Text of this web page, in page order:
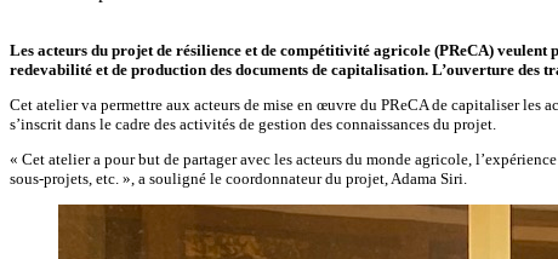
Les acteurs du projet de résilience et de compétitivité agricole (PReCA)
redevabilité et de production des documents de capitalisation. L’ouverture des
Cet atelier va permettre aux acteurs de mise en œuvre du PReCA de capitaliser
s’inscrit dans le cadre des activités de gestion des connaissances du projet.
« Cet atelier a pour but de partager avec les acteurs du monde agricole,
sous-projets, etc. », a souligné le coordonnateur du projet, Adama Siri.